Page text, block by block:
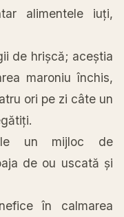
alimentele iuți,
de hrișcă; aceștia
maroniu închis,
ori pe zi câte un
un mijloc de
de ou uscată și
în calmarea